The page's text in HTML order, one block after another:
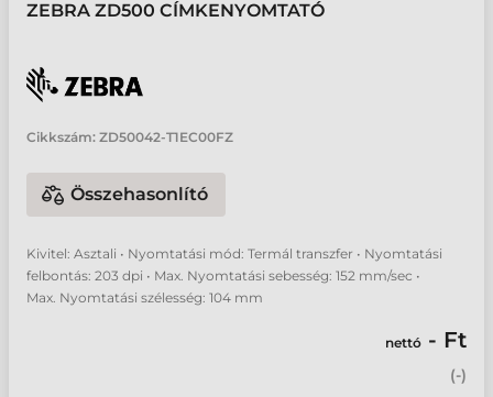
ZEBRA ZD500 CÍMKENYOMTATÓ
Cikkszám: ZD50042-T1EC00FZ
Összehasonlító
Kivitel: Asztali • Nyomtatási mód: Termál transzfer • Nyomtatási
felbontás: 203 dpi • Max. Nyomtatási sebesség: 152 mm/sec •
Max. Nyomtatási szélesség: 104 mm
nettó - Ft
(-)